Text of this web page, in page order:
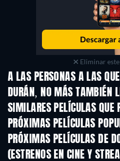
Eliminar
A LAS PERSONAS A LAS
DURÁN, NO MÁS TAMBIÉN
SIMILARES PELÍCULAS QUE
PRÓXIMAS PELÍCULAS
PRÓXIMAS PELÍCULAS DE
(ESTRENOS EN CINE Y